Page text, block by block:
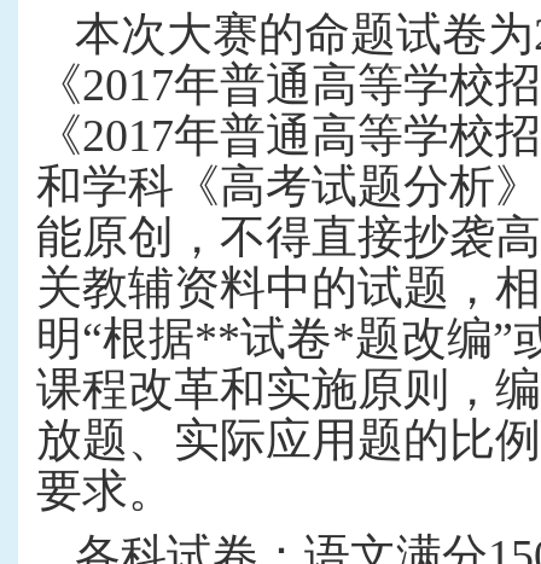
本次大赛的命题试卷为
《2017年普通高等学校
《2017年普通高等学校
和学科《高考试题分析
能原创，不得直接抄袭
关教辅资料中的试题，
明“根据**试卷*题改编”
课程改革和实施原则，
放题、实际应用题的比
要求。